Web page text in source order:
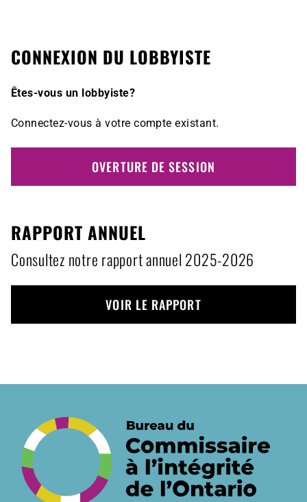
CONNEXION DU LOBBYISTE
Êtes-vous un lobbyiste?
Connectez-vous à votre compte existant.
OVERTURE DE SESSION
RAPPORT ANNUEL
Consultez notre rapport annuel 2025-2026
VOIR LE RAPPORT